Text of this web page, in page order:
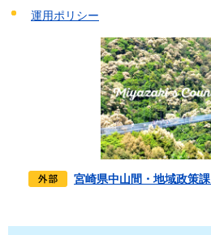
運用ポリシー
宮崎県中山間・地域政策課